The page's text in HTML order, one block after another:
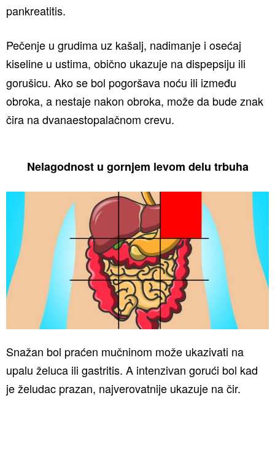
pankreatitis.
Pečenje u grudima uz kašalj, nadimanje i osećaj
kiseline u ustima, obično ukazuje na dispepsiju ili
gorušicu. Ako se bol pogoršava noću ili između
obroka, a nestaje nakon obroka, može da bude znak
čira na dvanaestopalačnom crevu.
Nelagodnost u gornjem levom delu trbuha
Snažan bol praćen mučninom može ukazivati na
upalu želuca ili gastritis. A intenzivan gorući bol kad
je želudac prazan, najverovatnije ukazuje načir.